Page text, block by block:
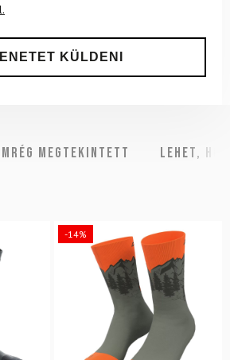
MEGTEKINTETT Lehet,
-14%